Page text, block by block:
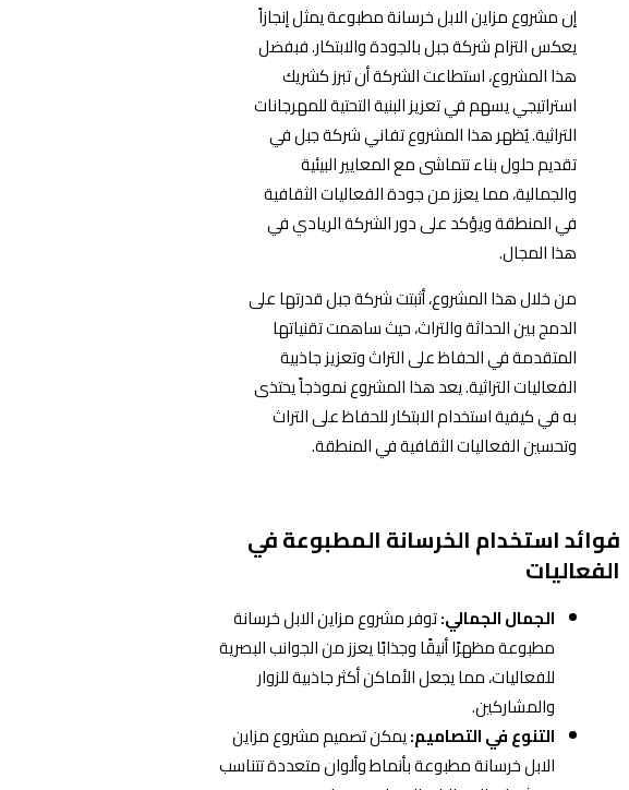
إن مشروع مزاين الابل خرسانة مطبوعة يمثل إنجازاً
يعكس التزام شركة جبل بالجودة والابتكار. فبفضل
هذا المشروع، استطاعت الشركة أن تبرز كشريك
استراتيجي يسهم في تعزيز البنية التحتية للمهرجانات
التراثية. يُظهر هذا المشروع تفاني شركة جبل في
تقديم حلول بناء تتماشى مع المعايير البيئية
والجمالية، مما يعزز من جودة الفعاليات الثقافية
في المنطقة ويؤكد على دور الشركة الريادي في
هذا المجال.
من خلال هذا المشروع، أثبتت شركة جبل قدرتها على
الدمج بين الحداثة والتراث، حيث ساهمت تقنياتها
المتقدمة في الحفاظ على التراث وتعزيز جاذبية
الفعاليات التراثية. يعد هذا المشروع نموذجاً يحتذى
به في كيفية استخدام الابتكار للحفاظ على التراث
وتحسين الفعاليات الثقافية في المنطقة.
فوائد استخدام الخرسانة المطبوعة في
الفعاليات
الجمال الجمالي:توفر مشروع مزاين الابل خرسانة
مطبوعة مظهرًا أنيقًا وجذابًا يعزز من الجوانب البصرية
للفعاليات، مما يجعل الأماكن أكثر جاذبية للزوار
والمشاركين.
التنوع في التصاميم:يمكن تصميم مشروع مزاين
الابل خرسانة مطبوعة بأنماط وألوان متعددة تتناسب